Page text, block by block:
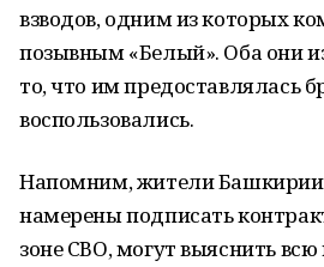
взводов, одним из которых
позывным «Белый». Оба они
то, что им предоставлялась
воспользовались.
Напомним, жители
намерены подписать
зоне СВО, могут выяснить